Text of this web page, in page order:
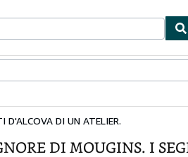
D'ALCOVA DI UN ATELIER.
DI MOUGINS. I